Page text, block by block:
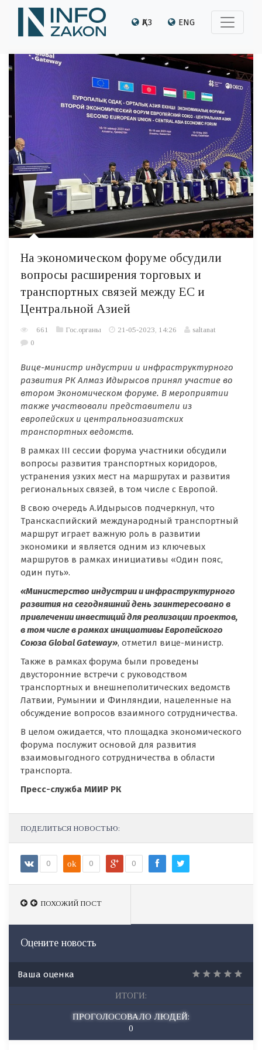
ҚАЗ ENG
На экономическом форуме обсудили
вопросы расширения торговых и
транспортных связей между ЕC и
Центральной Азией
661 Гос.органы 21-05-2023, 14:26
saltanat
0
Вице-министр индустрии и инфраструктурного
развития РК Алмаз Идырысов принял участие во
втором Экономическом форуме. В мероприятии
также участвовали представители из
европейских и центральноазиатских
транспортных ведомств.
В рамках ІІІ сессии форума участники обсудили
вопросы развития транспортных коридоров,
устранения узких мест на маршрутах и развития
региональных связей, в том числе с Европой.
В свою очередь А.Идырысов подчеркнул, что
Транскаспийский международный транспортный
маршрут играет важную роль в развитии
экономики и является одним из ключевых
маршрутов в рамках инициативы «Один пояс,
один путь».
«Министерство индустрии и инфраструктурного
развития на сегодняшний день заинтересовано в
привлечении инвестиций для реализации проектов,
в том числе в рамках инициативы Европейского
Союза Global Gateway», отметил вице-министр.
Также в рамках форума были проведены
двусторонние встречи с руководством
транспортных и внешнеполитических ведомств
Латвии, Румынии и Финляндии, нацеленные на
обсуждение вопросов взаимного сотрудничества.
В целом ожидается, что площадка экономического
форума послужит основой для развития
взаимовыгодного сотрудничества в области
транспорта.
Пресс-служба МИИР РК
ПОДЕЛИТЬСЯ НОВОСТЬЮ:
0 ok 0 0
ПОХОЖИЙ ПОСТ
ПОХОЖИЙ ПОСТ
Оцените новость
Ваша оценка
ИТОГИ:
ПРОГОЛОСОВАЛО ЛЮДЕЙ:
0